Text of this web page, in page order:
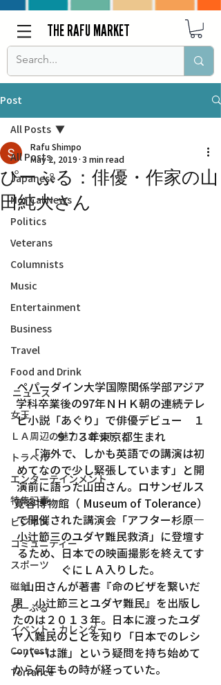
THE RAFU MARKET
Post
All Posts
Japanese
Nor Cal News
Politics
Veterans
Columnists
Music
Entertainment
Business
Travel
Food and Drink
ニュース
女王
ＬＡ周辺の魅力スポット
トラベル
エンターテインメント
特集記事
ビジネス
コミュニティー
スポーツ
磁針
ぴーぷる
イベント・カレンダー
Contest
Torrance
All Posts
ぴーぷる：俳優・作家の山
田純大さん
Rafu Shimpo
May 2, 2019 3 min read
ペパーダイン大学国際関係学部アジア
学科卒業後の97年ＮＨＫ朝の連続テレ
ビ小説「あぐり」で俳優デビュー　１
９７３年東京都生まれ
「海外で、しかも英語での講演は初
めてなので少し緊張しています」と開
演前に語った山田さん。ロサンゼルス
寛容博物館（ Museum of Tolerance）
で開催された講演会「アフター杉原―
小辻節三のユダヤ難民救済」に登壇す
るため、日本での映画撮影を終えてす
ぐにＬＡ入りした。
山田さんが著書『命のビザを繋いだ
男　小辻節三とユダヤ難民』を出版し
たのは２０１３年。日本に渡ったユダ
ヤ人難民のことを知り「日本でのレシ
ーバーは誰」という疑問を持ち始めて
から何年もの時が経っていた。